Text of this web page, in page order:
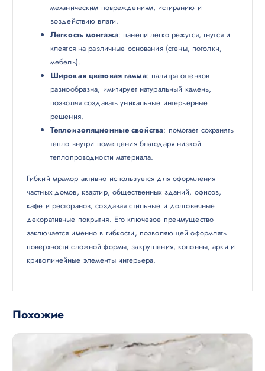
механическим повреждениям, истиранию и
воздействию влаги.
Легкость монтажа: панели легко режутся, гнутся и
клеятся на различные основания (стены, потолки,
мебель).
Широкая цветовая гамма: палитра оттенков
разнообразна, имитирует натуральный камень,
позволяя создавать уникальные интерьерные
решения.
Теплоизоляционные свойства: помогает сохранять
тепло внутри помещения благодаря низкой
теплопроводности материала.
Гибкий мрамор активно используется для оформления
частных домов, квартир, общественных зданий, офисов,
кафе и ресторанов, создавая стильные и долговечные
декоративные покрытия. Его ключевое преимущество
заключается именно в гибкости, позволяющей оформлять
поверхности сложной формы, закругления, колонны, арки и
криволинейные элементы интерьера.
Похожие